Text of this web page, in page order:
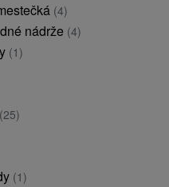
(4)
nádrže (4)
(1)
(25)
(1)